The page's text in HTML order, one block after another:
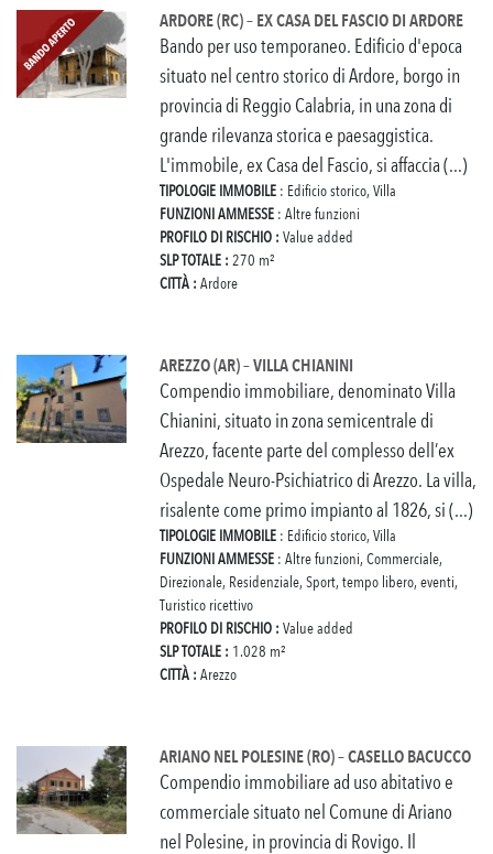
ARDORE (RC) – EX CASA DEL FASCIO DI ARDORE
Bando per uso temporaneo. Edificio d'epoca
situato nel centro storico di Ardore, borgo in
provincia di Reggio Calabria, in una zona di
grande rilevanza storica e paesaggistica.
L'immobile, ex Casa del Fascio, si affaccia (...)
TIPOLOGIE IMMOBILE : Edificio storico, Villa
FUNZIONI AMMESSE : Altre funzioni
PROFILO DI RISCHIO : Value added
SLP TOTALE : 270 m²
CITTÀ : Ardore
AREZZO (AR) – VILLA CHIANINI
Compendio immobiliare, denominato Villa
Chianini, situato in zona semicentrale di
Arezzo, facente parte del complesso dell’ex
Ospedale Neuro-Psichiatrico di Arezzo. La villa,
risalente come primo impianto al 1826, si (...)
TIPOLOGIE IMMOBILE : Edificio storico, Villa
FUNZIONI AMMESSE : Altre funzioni, Commerciale,
Direzionale, Residenziale, Sport, tempo libero, eventi,
Turistico ricettivo
PROFILO DI RISCHIO : Value added
SLP TOTALE : 1.028 m²
CITTÀ : Arezzo
ARIANO NEL POLESINE (RO) – CASELLO BACUCCO
Compendio immobiliare ad uso abitativo e
commerciale situato nel Comune di Ariano
nel Polesine, in provincia di Rovigo. Il